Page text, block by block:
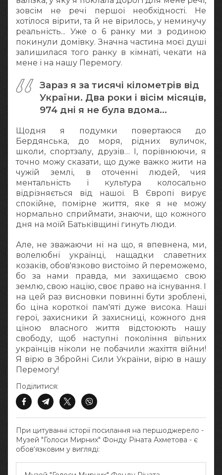
зовсім не речі першої необхідності. Не
хотілося вірити, та й не вірилось, у неминучу
реальність... Уже о 6 ранку ми з родиною
покинули домівку. Значна частина моєї душі
залишилася того ранку в кімнаті, чекати на
мене і на нашу Перемогу.
Зараз я за тисячі кілометрів від
України. Два роки і вісім місяців,
974 дні я не була вдома…
Щодня я подумки повертаюся до
Бердянська, до моря, рідних вуличок,
школи, спортзалу, друзів… І, порівнюючи, я
точно можу сказати, що дуже важко жити на
чужій землі, в оточенні людей, чия
ментальність і культура колосально
відрізняється від нашої. В Європі вирує
спокійне, помірне життя, яке я не можу
нормально сприймати, знаючи, що кожного
дня на моїй Батьківщині гинуть люди.
Але, не зважаючи ні на що, я впевнена, ми,
волелюбні українці, нащадки славетних
козаків, обов'язково вистоїмо й переможемо,
бо за нами правда, ми захищаємо свою
землю, свою націю, своє право на існування. І
на цей раз висновки повинні бути зроблені,
бо ціна короткої пам'яті дуже висока. Наші
герої, захисники й захисниці, кожного дня
ціною власного життя відстоюють нашу
свободу, щоб наступні покоління вільних
українців ніколи не побачили жахіття війни!
Я вірю в Збройні Сили України, вірю в нашу
Перемогу!
При цитуванні історії посилання на першоджерело -
Музей "Голоси Мирних" Фонду Ріната Ахметова - є
обов‘язковим у вигляді:
Поділитися: